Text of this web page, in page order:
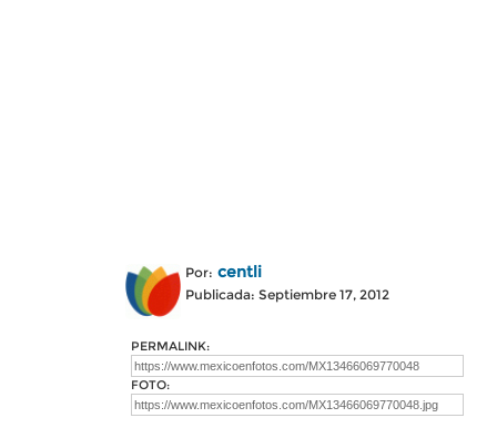
Por: centli
Publicada: Septiembre 17, 2012
PERMALINK:
FOTO: